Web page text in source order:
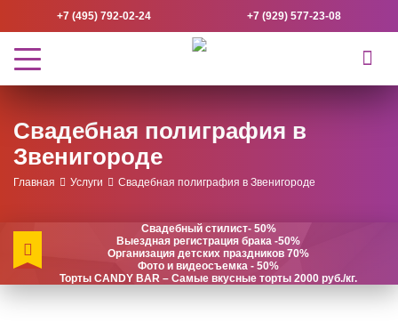
+7 (495) 792-02-24 +7 (929) 577-23-08
Свадебная полиграфия в
Звенигороде
Главная Услуги Свадебная полиграфия в Звенигороде
Свадебный стилист- 50%
Выездная регистрация брака -50%
Организация детских праздников 70%
Фото и видеосъемка - 50%
Торты CANDY BAR – Самые вкусные торты 2000 руб./кг.